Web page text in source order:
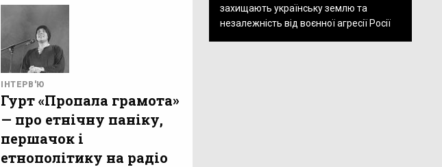
ІНТЕРВ'Ю
Гурт «Пропала грамота»
— про етнічну паніку,
першачок і
етнополітику на радіо
захищають українську землю та
незалежність від воєнної агресії Росії